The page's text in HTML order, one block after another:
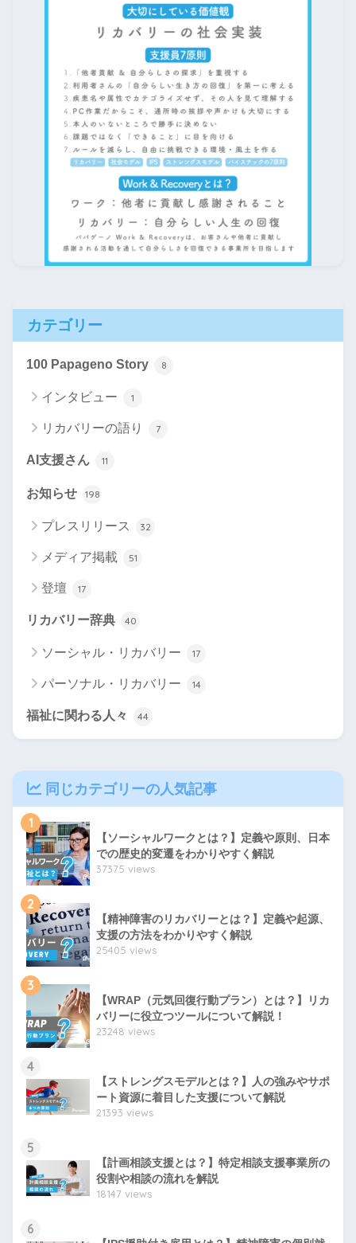
カテゴリー
100 Papageno Story 8
インタビュー 1
リカバリーの語り 7
AI支援さん 11
お知らせ 198
プレスリリース 32
メディア掲載 51
登壇 17
リカバリー辞典 40
ソーシャル・リカバリー 17
パーソナル・リカバリー 14
福祉に関わる人々 44
同じカテゴリーの人気記事
1
【ソーシャルワークとは？】定義や原則、日本
での歴史的変遷をわかりやすく解説
37375 views
2
【精神障害のリカバリーとは？】定義や起源、
支援の方法をわかりやすく解説
25405 views
3
【WRAP（元気回復行動プラン）とは？】リカ
バリーに役立つツールについて解説！
23248 views
4
【ストレングスモデルとは？】人の強みやサポ
ート資源に着目した支援について解説
21393 views
5
【計画相談支援とは？】特定相談支援事業所の
役割や相談の流れを解説
18147 views
6